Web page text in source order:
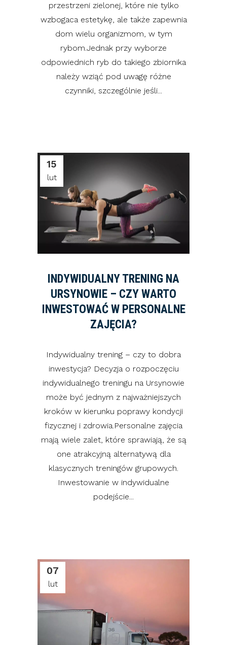
przestrzeni zielonej, które nie tylko
wzbogaca estetykę, ale także zapewnia
dom wielu organizmom, w tym
rybom.Jednak przy wyborze
odpowiednich ryb do takiego zbiornika
należy wziąć pod uwagę różne
czynniki, szczególnie jeśli...
15
lut
INDYWIDUALNY TRENING NA
URSYNOWIE – CZY WARTO
INWESTOWAĆ W PERSONALNE
ZAJĘCIA?
Indywidualny trening – czy to dobra
inwestycja? Decyzja o rozpoczęciu
indywidualnego treningu na Ursynowie
może być jednym z najważniejszych
kroków w kierunku poprawy kondycji
fizycznej i zdrowia.Personalne zajęcia
mają wiele zalet, które sprawiają, że są
one atrakcyjną alternatywą dla
klasycznych treningów grupowych.
Inwestowanie w indywidualne
podejście...
07
lut